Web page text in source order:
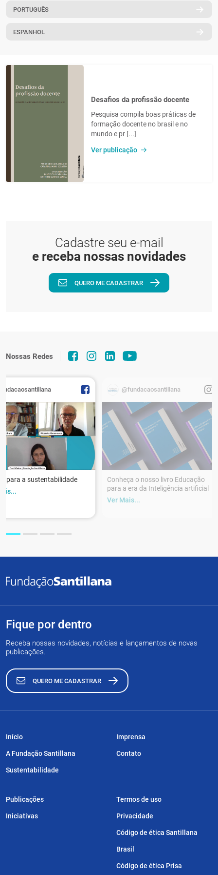
PT
PORTUGUÊS
ESPANHOL
Desafios da profissão docente
Pesquisa compila boas práticas de
formação docente no brasil e no
mundo e pr [...]
Ver publicação
Cadastre seu e-mail
e receba nossas novidades
QUERO ME CADASTRAR
Nossas Redes
para a sustentabilidade
@fundacaosantillana
Conheça o nosso livro Educação
para a era da Inteligência artificial
Ver Mais...
Fique por dentro
Receba nossas novidades, notícias e lançamentos de novas
publicações.
QUERO ME CADASTRAR
Início
A Fundação Santillana
Sustentabilidade
Publicações
Iniciativas
Imprensa
Contato
Termos de uso
Privacidade
Código de ética Santillana
Brasil
Código de ética Prisa